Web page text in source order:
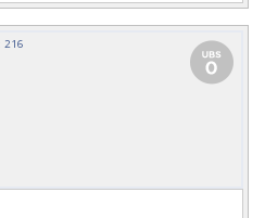
216